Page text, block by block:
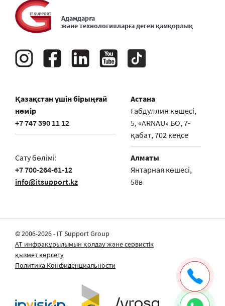
Адамдарға
және технологияларға деген қамқорлық
Қазақстан үшін бірыңғай
нөмір
+7 747 390 11 12
Сату бөлімі:
+7 700-264-61-12
info@itsupport.kz
Астана
Ғабдуллин көшесі,
5, «ARNAU» БО, 7-
қабат, 702 кеңсе
Алматы
Янтарная көшесі,
58в
© 2006-2026 - IT Support Group
АТ инфрақұрылымын қолдау және сервистік
қызмет көрсету
Политика Конфиденциальности